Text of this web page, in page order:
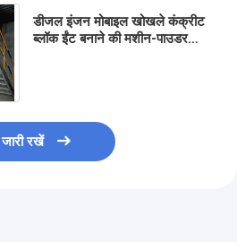
डीजल इंजन मोबाइल खोखले कंक्रीट
ब्लॉक ईंट बनाने की मशीन-पाउडर
जारी रखें